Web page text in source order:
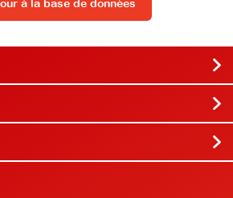
à la base de données